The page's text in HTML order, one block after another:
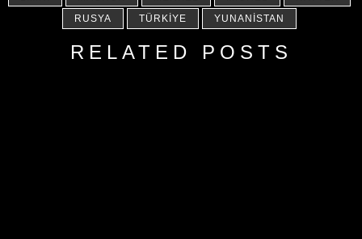
RUSYA
TÜRKIYE YUNANISTAN
RELATED POSTS